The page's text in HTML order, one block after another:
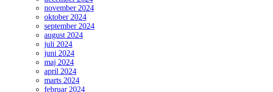
november 2024
oktober 2024
september 2024
august 2024
juli 2024
juni 2024
maj 2024
april 2024
marts 2024
februar 2024